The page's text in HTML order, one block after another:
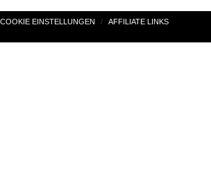
COOKIE EINSTELLUNGEN AFFILIATE LINKS